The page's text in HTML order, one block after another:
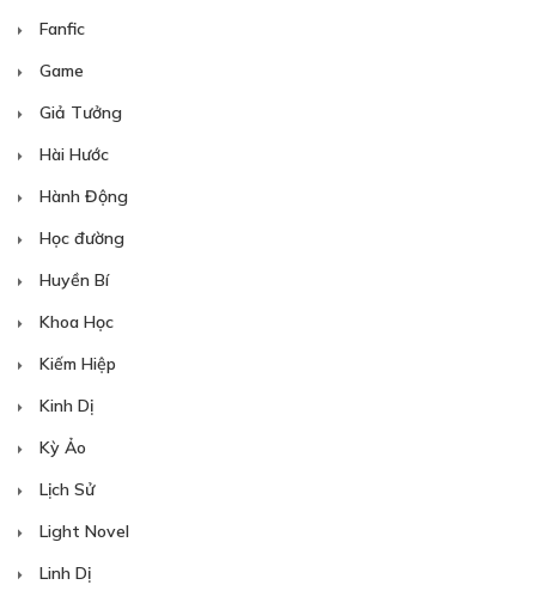
Fanfic
Game
Giả Tưởng
Hài Hước
Hành Động
Học đường
Huyền Bí
Khoa Học
Kiếm Hiệp
Kinh Dị
Kỳ Ảo
Lịch Sử
Light Novel
Linh Dị